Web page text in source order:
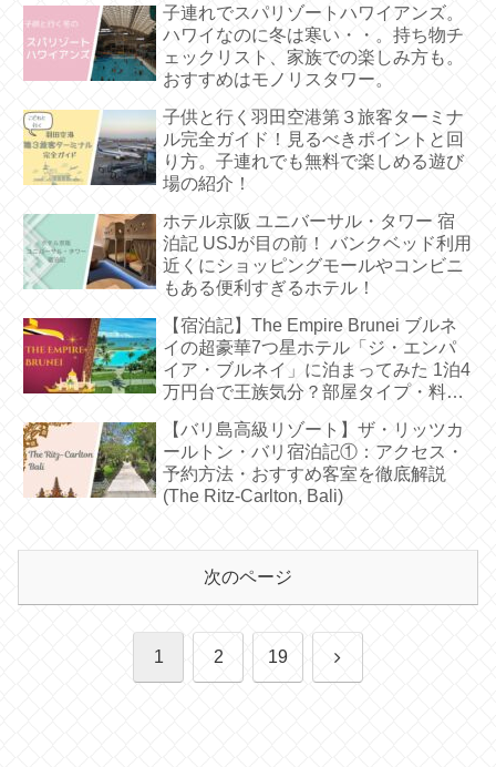
子連れでスパリゾートハワイアンズ。
ハワイなのに冬は寒い・・。持ち物チ
ェックリスト、家族での楽しみ方も。
おすすめはモノリスタワー。
子供と行く羽田空港第３旅客ターミナ
ル完全ガイド！見るべきポイントと回
り方。子連れでも無料で楽しめる遊び
場の紹介！
ホテル京阪 ユニバーサル・タワー 宿
泊記 USJが目の前！ バンクベッド利用
近くにショッピングモールやコンビニ
もある便利すぎるホテル！
【宿泊記】The Empire Brunei ブルネ
イの超豪華7つ星ホテル「ジ・エンパ
イア・ブルネイ」に泊まってみた 1泊4
万円台で王族気分？部屋タイプ・料
【バリ島高級リゾート】ザ・リッツカ
ールトン・バリ宿泊記①：アクセス・
予約方法・おすすめ客室を徹底解説
(The Ritz-Carlton, Bali)
次のページ
1 2 19 次